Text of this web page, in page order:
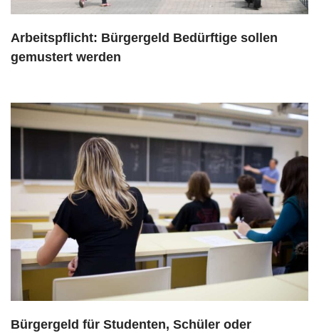
Arbeitspflicht: Bürgergeld Bedürftige sollen
gemustert werden
Bürgergeld für Studenten, Schüler oder